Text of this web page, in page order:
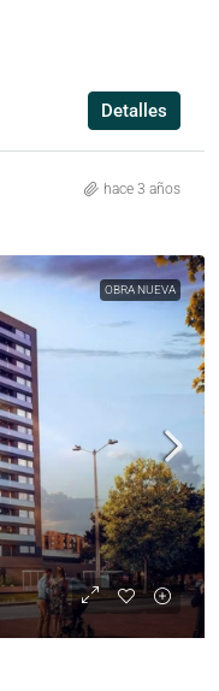
Detalles
hace 3 años
OBRA NUEVA